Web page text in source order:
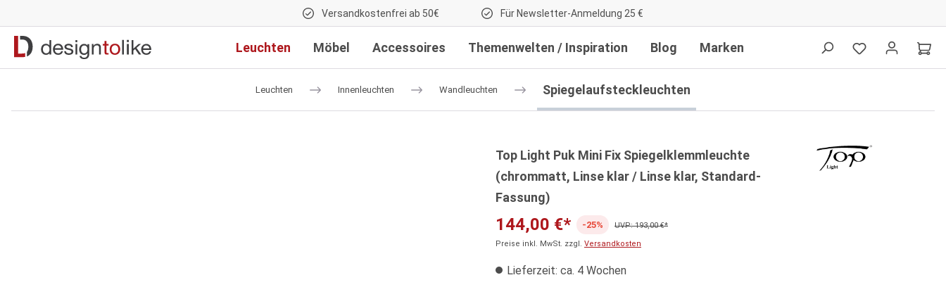
Versandkostenfrei ab 50€ Für Newsletter-Anmeldung 25 €
Leuchten Möbel Accessoires Themenwelten / Inspiration Blog Marken
Leuchten Innenleuchten Wandleuchten Spiegelaufsteckleuchten
Top Light Puk Mini Fix Spiegelklemmleuchte
(chrommatt, Linse klar / Linse klar, Standard-
Fassung)
144,00 €* -25%
UVP: 193,00 €*
Preise inkl. MwSt. zzgl. Versandkosten
Lieferzeit: ca. 4 Wochen